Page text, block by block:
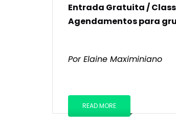
Entrada Gratuita /
Agendamentos para
Por Elaine Maximiniano
READ MORE